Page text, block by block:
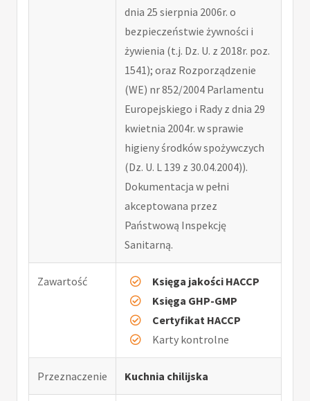
dnia 25 sierpnia 2006r. o
bezpieczeństwie żywności i
żywienia (t.j. Dz. U. z 2018r. poz.
1541); oraz Rozporządzenie
(WE) nr 852/2004 Parlamentu
Europejskiego i Rady z dnia 29
kwietnia 2004r. w sprawie
higieny środków spożywczych
(Dz. U. L 139 z 30.04.2004)).
Dokumentacja w pełni
akceptowana przez
Państwową Inspekcję
Sanitarną.
Zawartość
Księga jakości HACCP
Księga GHP-GMP
Certyfikat HACCP
Karty kontrolne
Przeznaczenie Kuchnia chilijska